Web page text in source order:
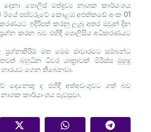
පොලිස් මත්ද්‍රව්‍ය නාශක කාර්යංශය
පස්වරුවේ කොළඹ අළුත්කඩේ අංක 01
ඉදිරිපත් කරනු ලැබු අතර ඔවුන් දින
ප්‍රශ්න කරන බව එහිදී පොලිසිය අධිකරණයට
මත මෙම ජාවාරමට සම්බන්ධ
බහුධින ධීවර යාත්‍රාවක් මිරිස්ස මුහුදු
ගෙන තිබෙනවා.
දෙනෙකු ද එහිදී අත්අඩංගුවට ගත් බව
කාර්යාංශය පැවසුවා.